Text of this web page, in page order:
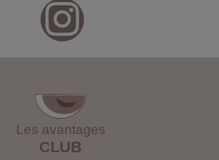
Les avantages
CLUB